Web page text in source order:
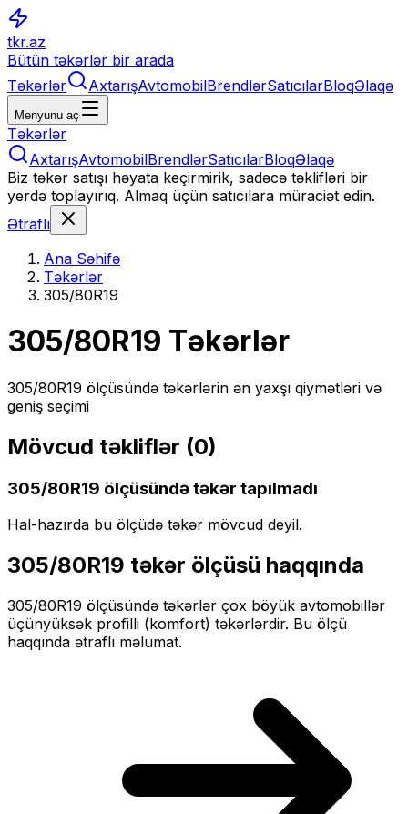
tkr.az
Bütün təkərlər bir arada
Təkərlər
AxtarışAvtomobilBrendlərSatıcılarBloqƏlaqə
Menyunu aç
Təkərlər
AxtarışAvtomobilBrendlərSatıcılarBloqƏlaqə
Biz təkər satışı həyata keçirmirik, sadəcə təklifləri bir
yerdə toplayırıq. Almaq üçün satıcılara müraciət edin.
Ətraflı
Ana Səhifə
Təkərlər
305/80R19
305/80R19 Təkərlər
305/80R19 ölçüsündə təkərlərin ən yaxşı qiymətləri və
geniş seçimi
Mövcud təkliflər (0)
305/80R19 ölçüsündə təkər tapılmadı
Hal-hazırda bu ölçüdə təkər mövcud deyil.
305/80R19 təkər ölçüsü haqqında
305/80R19 ölçüsündə təkərlər çox böyük avtomobillər
üçünyüksək profilli (komfort) təkərlərdir. Bu ölçü
haqqında ətraflı məlumat.